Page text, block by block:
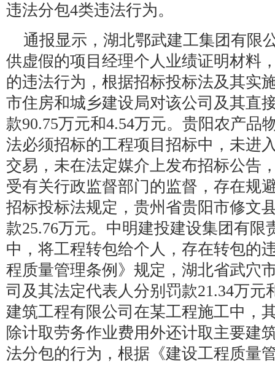
违法分包4类违法行为。
通报显示，湖北鄂武建工集团有限
供虚假的项目经理个人业绩证明材料
的违法行为，根据招标投标法及其实
市住房和城乡建设局对该公司及其直
款90.75万元和4.54万元。贵阳农产品
法必须招标的工程项目招标中，未进
交易，未在法定媒介上发布招标公告
受有关行政监督部门的监督，存在规
招标投标法规定，贵州省贵阳市修文
款25.76万元。中明建投建设集团有限
中，将工程转包给个人，存在转包的
程质量管理条例》规定，湖北省武穴
司及其法定代表人分别罚款21.34万元
建筑工程有限公司在某工程施工中，
除计取劳务作业费用外还计取主要建
法分包的行为，根据《建设工程质量